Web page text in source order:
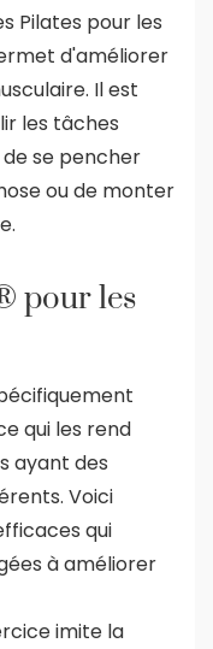
Pilates pour les
d'améliorer
Il est
les tâches
de se pencher
ou de monter
pour les
qui les rend
ayant des
Voici
qui
à améliorer
imite la